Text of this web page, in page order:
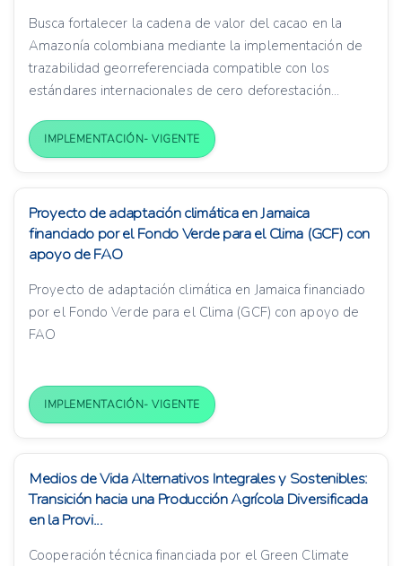
Busca fortalecer la cadena de valor del cacao en la
Amazonía colombiana mediante la implementación de
trazabilidad georreferenciada compatible con los
estándares internacionales de cero deforestación...
IMPLEMENTACIÓN- VIGENTE
Proyecto de adaptación climática en Jamaica
financiado por el Fondo Verde para el Clima (GCF) con
apoyo de FAO
Proyecto de adaptación climática en Jamaica financiado
por el Fondo Verde para el Clima (GCF) con apoyo de
FAO
IMPLEMENTACIÓN- VIGENTE
Medios de Vida Alternativos Integrales y Sostenibles:
Transición hacia una Producción Agrícola Diversificada
en la Provi...
Cooperación técnica financiada por el Green Climate